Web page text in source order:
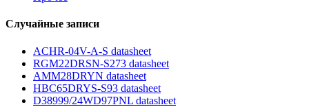
Случайные записи
ACHR-04V-A-S datasheet
RGM22DRSN-S273 datasheet
AMM28DRYN datasheet
HBC65DRYS-S93 datasheet
D38999/24WD97PNL datasheet